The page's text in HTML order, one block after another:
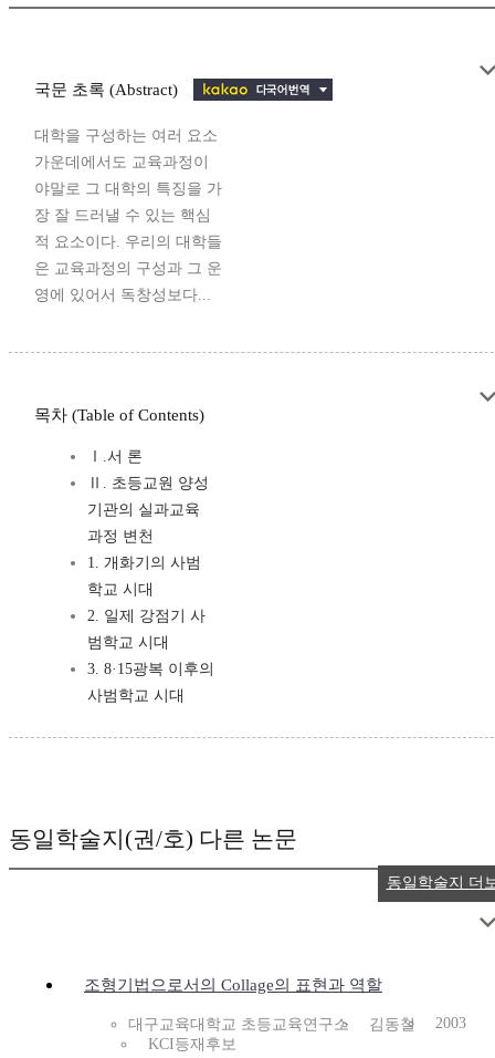
국문 초록 (Abstract)
대학을 구성하는 여러 요소
가운데에서도 교육과정이
야말로 그 대학의 특징을 가
장 잘 드러낼 수 있는 핵심
적 요소이다. 우리의 대학들
은 교육과정의 구성과 그 운
영에 있어서 독창성보다...
목차 (Table of Contents)
Ⅰ.서 론
Ⅱ. 초등교원 양성
기관의 실과교육
과정 변천
1. 개화기의 사범
학교 시대
2. 일제 강점기 사
범학교 시대
3. 8·15광복 이후의
사범학교 시대
동일학술지(권/호) 다른 논문
조형기법으로서의 Collage의 표현과 역할
대구교육대학교 초등교육연구소 김동철
2003
KCI등재후보
동일학술지 더